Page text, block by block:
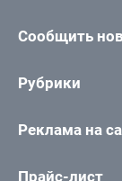
Сообщить
Рубрики
Реклама на
Прайс-лист